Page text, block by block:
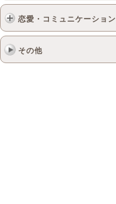
恋愛・コミュニケーション
その他